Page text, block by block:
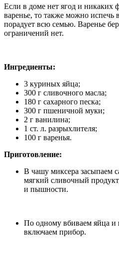
Если в доме нет ягод и никаких
варенье, то также можно испечь
порадует всю семью. Варенье
ограничений нет.
Ингредиенты:
3 куриных яйца;
300 г сливочного масла;
180 г сахарного песка;
300 г пшеничной муки;
2 г ванилина;
1 ст. л. разрыхлителя;
100 г варенья.
Приготовление:
В чашу миксера засыпаем
мягкий сливочный
и пышности.
По одному вбиваем яйца и
включаем прибор.